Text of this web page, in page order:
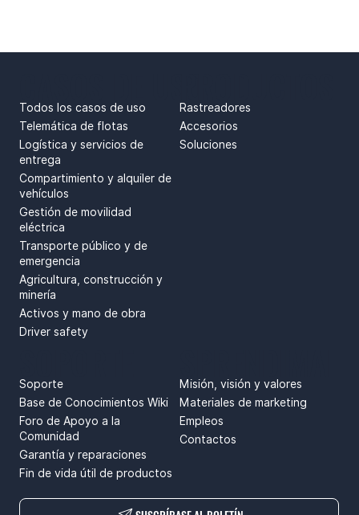
Todos los casos de uso
Telemática de flotas
Logística y servicios de
entrega
Compartimiento y alquiler de
vehículos
Gestión de movilidad
eléctrica
Transporte público y de
emergencia
Agricultura, construcción y
minería
Activos y mano de obra
Driver safety
Rastreadores
Accesorios
Soluciones
Misión, visión y valores
Materiales de marketing
Empleos
Contactos
Soporte
Base de Conocimientos Wiki
Foro de Apoyo a la
Comunidad
Garantía y reparaciones
Fin de vida útil de productos